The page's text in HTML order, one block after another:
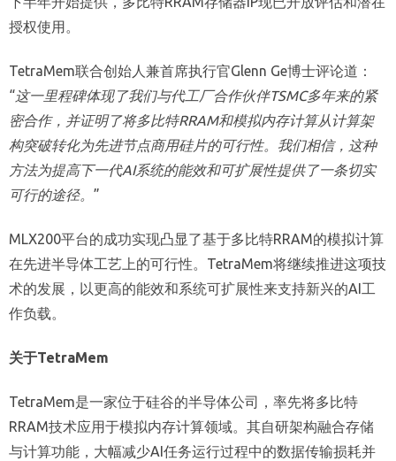
授权使用。
TetraMem联合创始人兼首席执行官Glenn Ge博士评论道：
“这一里程碑体现了我们与代工厂合作伙伴TSMC多年来的紧
密合作，并证明了将多比特RRAM和模拟内存计算从计算架
构突破转化为先进节点商用硅片的可行性。我们相信，这种
方法为提高下一代AI系统的能效和可扩展性提供了一条切实
可行的途径。 ”
MLX200平台的成功实现凸显了基于多比特RRAM的模拟计算
在先进半导体工艺上的可行性。TetraMem将继续推进这项技
术的发展，以更高的能效和系统可扩展性来支持新兴的AI工
作负载。
关于TetraMem
TetraMem是一家位于硅谷的半导体公司，率先将多比特
RRAM技术应用于模拟内存计算领域。其自研架构融合存储
与计算功能，大幅减少AI任务运行过程中的数据传输损耗并